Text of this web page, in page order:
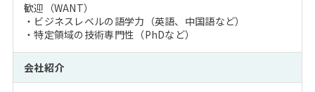
歓迎（WANT）
・ビジネスレベルの語学力（英語、中国語など）
・特定領域の技術専門性（PhDなど）
会社紹介